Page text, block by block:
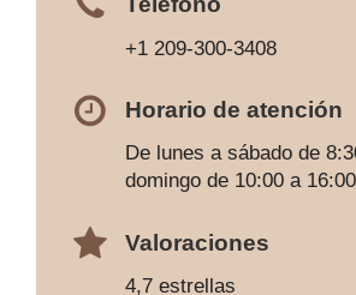
+1 209-300-3408
Horario de atención
De lunes a sábado de
domingo de 10:00 a 16:00
Valoraciones
4,7 estrellas